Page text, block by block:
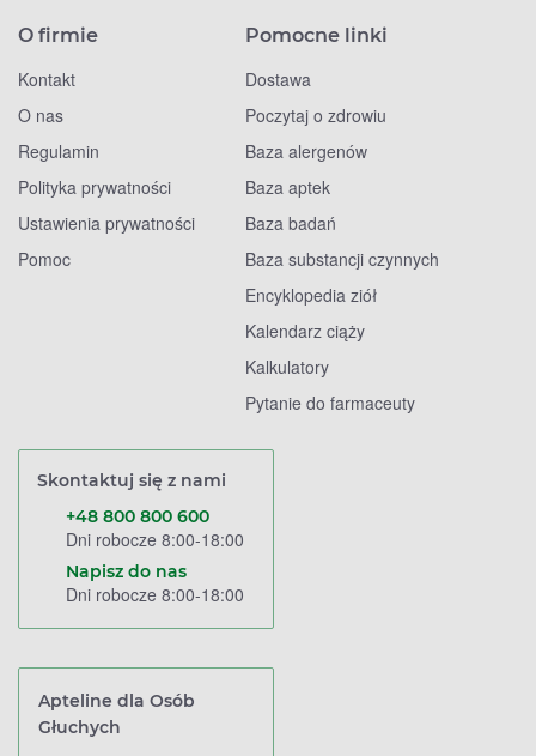
O firmie
Kontakt
O nas
Regulamin
Polityka prywatności
Ustawienia prywatności
Pomoc
Pomocne linki
Dostawa
Poczytaj o zdrowiu
Baza alergenów
Baza aptek
Baza badań
Baza substancji czynnych
Encyklopedia ziół
Kalendarz ciąży
Kalkulatory
Pytanie do farmaceuty
Skontaktuj się z nami
+48 800 800 600
Dni robocze 8:00-18:00
Napisz do nas
Dni robocze 8:00-18:00
Apteline dla Osób
Głuchych